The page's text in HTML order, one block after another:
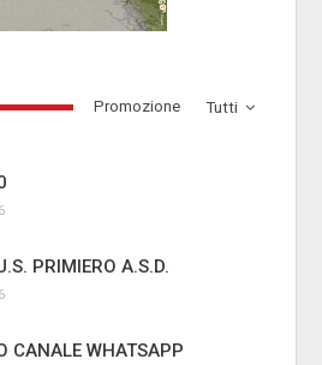
Tutti
­Promozione
PRIMIERO A.S.D.
CANALE WHATSAPP